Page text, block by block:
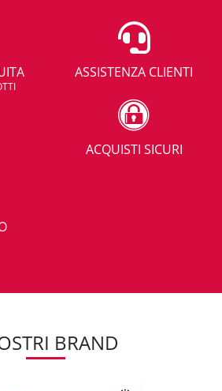
ASSISTENZA CLIENTI
ACQUISTI SICURI
BRAND